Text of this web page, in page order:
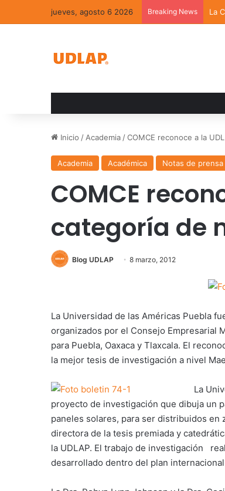
jueves, agosto 6 2026 Breaking News La
Inicio / Academia /COMCE reconoce a la
Academia Académica Notas de prensa
COMCE
categoría de
Blog UDLAP 8 marzo, 2012
La Universidad de las Américas Puebla
organizados por el Consejo Empresarial
para Puebla, Oaxaca y Tlaxcala. El
la mejor tesis de investigación a nivel
La
proyecto de investigación que dibuja un
paneles solares, para ser distribuidos en
directora de la tesis premiada y
la UDLAP. El trabajo de investigación
desarrollado dentro del plan